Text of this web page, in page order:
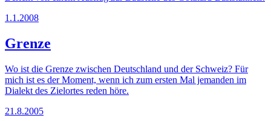
1.1.2008
Grenze
Wo ist die Grenze zwischen Deutschland und der Schweiz? Für
mich ist es der Moment, wenn ich zum ersten Mal jemanden im
Dialekt des Zielortes reden höre.
21.8.2005